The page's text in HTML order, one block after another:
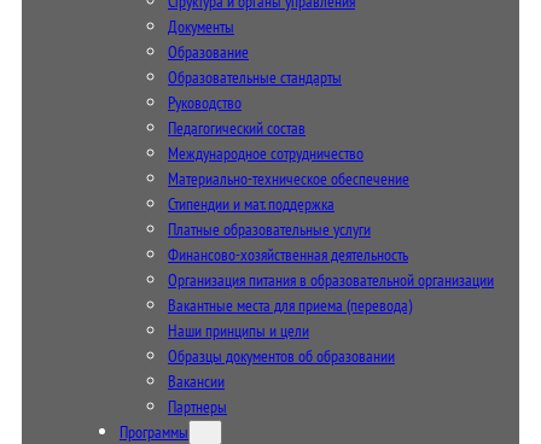
Документы
Образование
Образовательные стандарты
Руководство
Педагогический состав
Международное сотрудничество
Материально-техническое обеспечение
Стипендии и мат. поддержка
Платные образовательные услуги
Финансово-хозяйственная деятельность
Организация питания в образовательной организации
Вакантные места для приема (перевода)
Наши принципы и цели
Образцы документов об образовании
Вакансии
Партнеры
Программы